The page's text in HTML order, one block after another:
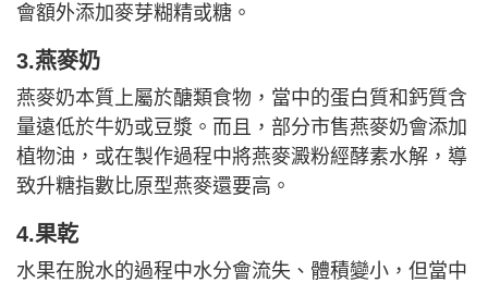
會額外添加麥芽糊精或糖。
3.燕麥奶
燕麥奶本質上屬於醣類食物，當中的蛋白質和鈣質含
量遠低於牛奶或豆漿。而且，部分市售燕麥奶會添加
植物油，或在製作過程中將燕麥澱粉經酵素水解，導
致升糖指數比原型燕麥還要高。
4.果乾
水果在脫水的過程中水分會流失、體積變小，但當中